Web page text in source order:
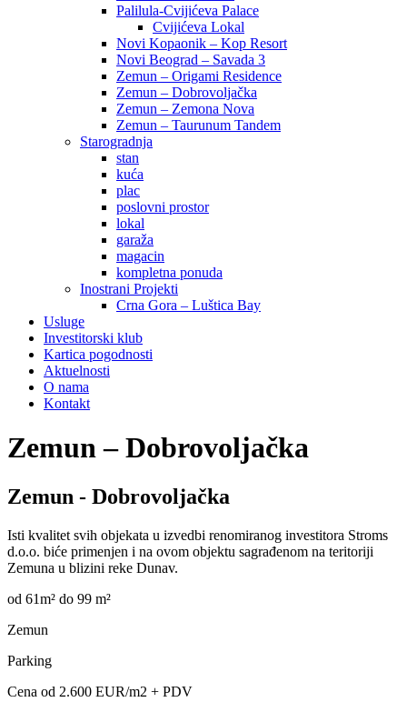
Palilula-Cvijićeva Palace
Cvijićeva Lokal
Novi Kopaonik – Kop Resort
Novi Beograd – Savada 3
Zemun – Origami Residence
Zemun – Dobrovoljačka
Zemun – Zemona Nova
Zemun – Taurunum Tandem
Starogradnja
stan
kuća
plac
poslovni prostor
lokal
garaža
magacin
kompletna ponuda
Inostrani Projekti
Crna Gora – Luštica Bay
Usluge
Investitorski klub
Kartica pogodnosti
Aktuelnosti
O nama
Kontakt
Zemun – Dobrovoljačka
Zemun - Dobrovoljačka
Isti kvalitet svih objekata u izvedbi renomiranog investitora Stroms
d.o.o. biće primenjen i na ovom objektu sagrađenom na teritoriji
Zemuna u blizini reke Dunav.
od 61m² do 99 m²
Zemun
Parking
Cena od 2.600 EUR/m2 + PDV